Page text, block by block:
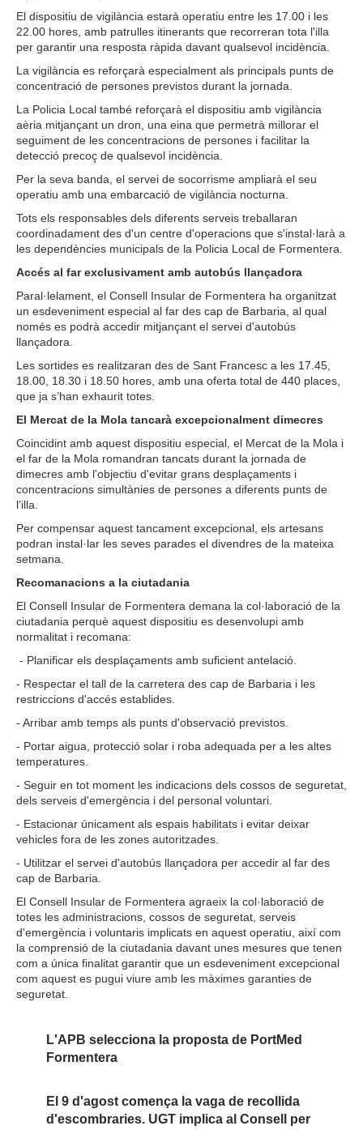
El dispositiu de vigilància estarà operatiu entre les 17.00 i les
22.00 hores, amb patrulles itinerants que recorreran tota l'illa
per garantir una resposta ràpida davant qualsevol incidència.
La vigilància es reforçarà especialment als principals punts de
concentració de persones previstos durant la jornada.
La Policia Local també reforçarà el dispositiu amb vigilància
aèria mitjançant un dron, una eina que permetrà millorar el
seguiment de les concentracions de persones i facilitar la
detecció precoç de qualsevol incidència.
Per la seva banda, el servei de socorrisme ampliarà el seu
operatiu amb una embarcació de vigilància nocturna.
Tots els responsables dels diferents serveis treballaran
coordinadament des d'un centre d'operacions que s'instal·larà a
les dependències municipals de la Policia Local de Formentera.
Accés al far exclusivament amb autobús llançadora
Paral·lelament, el Consell Insular de Formentera ha organitzat
un esdeveniment especial al far des cap de Barbaria, al qual
només es podrà accedir mitjançant el servei d'autobús
llançadora.
Les sortides es realitzaran des de Sant Francesc a les 17.45,
18.00, 18.30 i 18.50 hores, amb una oferta total de 440 places,
que ja s’han exhaurit totes.
El Mercat de la Mola tancarà excepcionalment dimecres
Coincidint amb aquest dispositiu especial, el Mercat de la Mola i
el far de la Mola romandran tancats durant la jornada de
dimecres amb l'objectiu d'evitar grans desplaçaments i
concentracions simultànies de persones a diferents punts de
l'illa.
Per compensar aquest tancament excepcional, els artesans
podran instal·lar les seves parades el divendres de la mateixa
setmana.
Recomanacions a la ciutadania
El Consell Insular de Formentera demana la col·laboració de la
ciutadania perquè aquest dispositiu es desenvolupi amb
normalitat i recomana:
- Planificar els desplaçaments amb suficient antelació.
- Respectar el tall de la carretera des cap de Barbaria i les
restriccions d'accés establides.
- Arribar amb temps als punts d'observació previstos.
- Portar aigua, protecció solar i roba adequada per a les altes
temperatures.
- Seguir en tot moment les indicacions dels cossos de seguretat,
dels serveis d'emergència i del personal voluntari.
- Estacionar únicament als espais habilitats i evitar deixar
vehicles fora de les zones autoritzades.
- Utilitzar el servei d'autobús llançadora per accedir al far des
cap de Barbaria.
El Consell Insular de Formentera agraeix la col·laboració de
totes les administracions, cossos de seguretat, serveis
d'emergència i voluntaris implicats en aquest operatiu, així com
la comprensió de la ciutadania davant unes mesures que tenen
com a única finalitat garantir que un esdeveniment excepcional
com aquest es pugui viure amb les màximes garanties de
seguretat.
L'APB selecciona la proposta de PortMed
Formentera
El 9 d'agost comença la vaga de recollida
d'escombraries. UGT implica al Consell per